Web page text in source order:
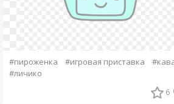
#пироженка #игровая приставка
#личико
6